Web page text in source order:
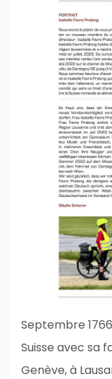
Septembre
Suisse avec sa
Genève, à